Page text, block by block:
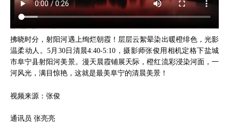
拂晓时分，射阳河遇上绚烂朝霞！层层云絮晕染出暖橙绯色，光影
温柔动人。5月30日清晨4:40-5:10，摄影师张俊用相机定格下盐城
市阜宁县射阳河美景。漫天晨霞铺展天际，橙红流彩浸染河面，一
河风光，满目惊艳，这就是最美阜宁的清晨美景！
视频来源：张俊
通讯员 张亮亮